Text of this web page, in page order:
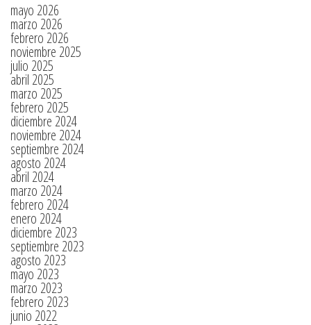
mayo 2026
marzo 2026
febrero 2026
noviembre 2025
julio 2025
abril 2025
marzo 2025
febrero 2025
diciembre 2024
noviembre 2024
septiembre 2024
agosto 2024
abril 2024
marzo 2024
febrero 2024
enero 2024
diciembre 2023
septiembre 2023
agosto 2023
mayo 2023
marzo 2023
febrero 2023
junio 2022